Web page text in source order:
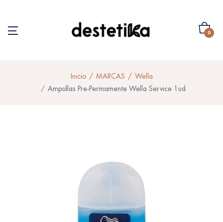
0
Inicio MARCAS
Wella
Ampollas Pre-Permamente Wella Service 1ud